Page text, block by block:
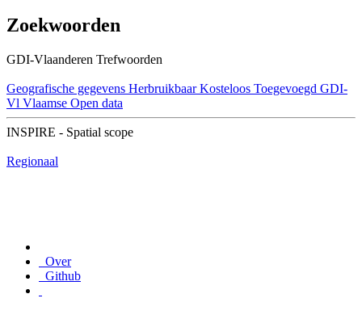
Zoekwoorden
GDI-Vlaanderen Trefwoorden
Geografische gegevens Herbruikbaar Kosteloos Toegevoegd GDI-
Vl Vlaamse Open data
INSPIRE - Spatial scope
Regionaal
Over
Github